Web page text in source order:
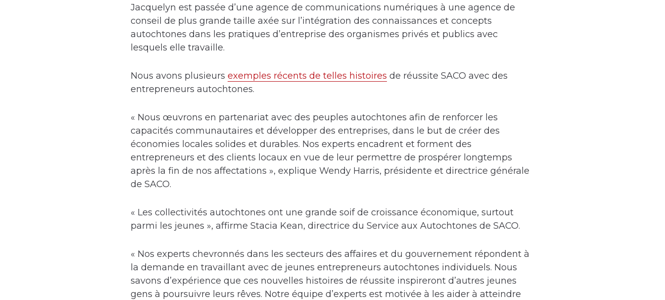
Jacquelyn est passée d’une agence de communications numériques à une agence de
conseil de plus grande taille axée sur l’intégration des connaissances et concepts
autochtones dans les pratiques d’entreprise des organismes privés et publics avec
lesquels elle travaille.
Nous avons plusieurs exemples récents de telles histoires de réussite SACO avec des
entrepreneurs autochtones.
« Nous œuvrons en partenariat avec des peuples autochtones afin de renforcer les
capacités communautaires et développer des entreprises, dans le but de créer des
économies locales solides et durables. Nos experts encadrent et forment des
entrepreneurs et des clients locaux en vue de leur permettre de prospérer longtemps
après la fin de nos affectations », explique Wendy Harris, présidente et directrice générale
de SACO.
« Les collectivités autochtones ont une grande soif de croissance économique, surtout
parmi les jeunes », affirme Stacia Kean, directrice du Service aux Autochtones de SACO.
« Nos experts chevronnés dans les secteurs des affaires et du gouvernement répondent à
la demande en travaillant avec de jeunes entrepreneurs autochtones individuels. Nous
savons d’expérience que ces nouvelles histoires de réussite inspireront d’autres jeunes
gens à poursuivre leurs rêves. Notre équipe d’experts est motivée à les aider à atteindre